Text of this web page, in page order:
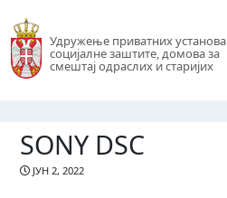
Удружење приватних установа
социјалне заштите, домова за
смештај одраслих и старијих
SONY DSC
ЈУН 2, 2022